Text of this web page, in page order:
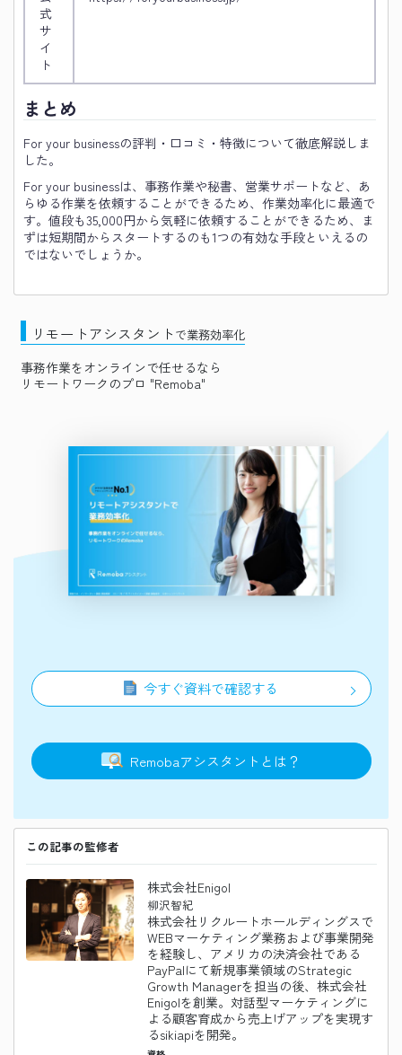
式
サ
イ
ト
まとめ
For your businessの評判・口コミ・特徴について徹底解説しま
した。
For your businessは、事務作業や秘書、営業サポートなど、あ
らゆる作業を依頼することができるため、作業効率化に最適で
す。値段も35,000円から気軽に依頼することができるため、ま
ずは短期間からスタートするのも1つの有効な手段といえるの
ではないでしょうか。
リモートアシスタント で業務効率化
事務作業をオンラインで任せるなら
リモートワークのプロ "Remoba"
今すぐ資料で確認する
Remobaアシスタント とは？
この記事の監修者
株式会社Enigol
柳沢智紀
株式会社リクルートホールディングスで
WEBマーケティング業務および事業開発
を経験し、アメリカの決済会社である
PayPalにて新規事業領域のStrategic
Growth Managerを担当の後、株式会社
Enigolを創業。対話型マーケティングに
よる顧客育成から売上げアップを実現す
るsikiapiを開発。